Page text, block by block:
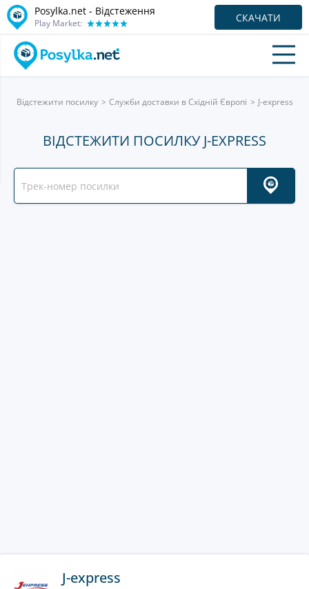
Posylka.net - Відстеження
Play Market: СКАЧАТИ
Відстежити посилку Служби доставки в Східній Європі J-express
ВІДСТЕЖИТИ ПОСИЛКУ J-EXPRESS
J-express